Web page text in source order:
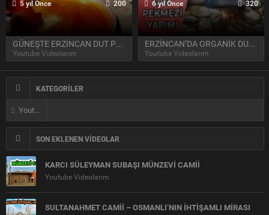
5 yıl Önce 200
GÜNEŞTE ERZİNCAN DUT PEKMEZİ YAPIMI (2021)
Youtube Videolarım
6 yıl Önce 320
ERZİNCAN’DA ORGANİK DUT PEKMEZİ YAPIMI – PEKMEZ NASIL YAPILIR FAYDALARI NELERDİR
Youtube Videolarım
KATEGORİLER
Youtube Videolarım
SON EKLENEN VİDEOLAR
KARCI SÜLEYMAN SUBAŞI MÜNZEVİ CAMİİ
Youtube Videolarım
SULTANAHMET CAMİİ – OSMANLI’NIN İHTİŞAMLI MİRASI